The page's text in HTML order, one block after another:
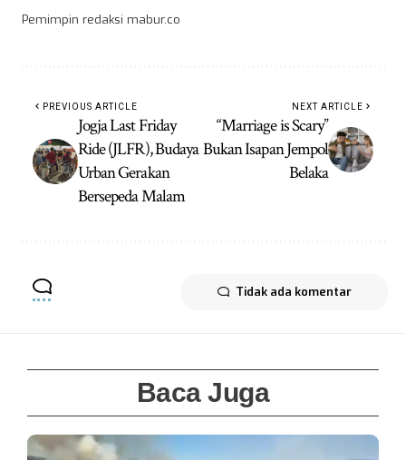
Pemimpin redaksi mabur.co
PREVIOUS ARTICLE
Jogja Last Friday
Ride (JLFR), Budaya
Urban Gerakan
Bersepeda Malam
NEXT ARTICLE
“Marriage is Scary”
Bukan Isapan Jempol
Belaka
Tidak ada komentar
Baca Juga